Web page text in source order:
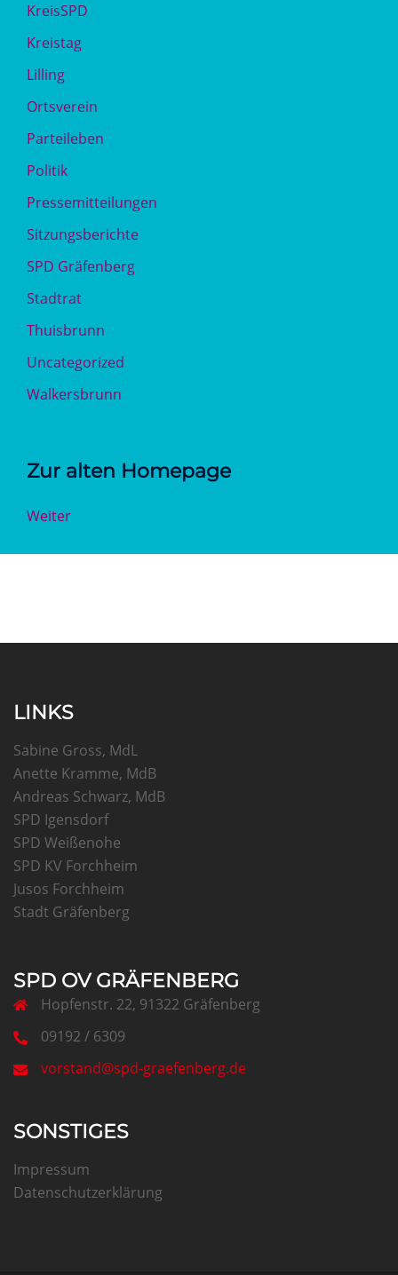
KreisSPD
Kreistag
Lilling
Ortsverein
Parteileben
Politik
Pressemitteilungen
Sitzungsberichte
SPD Gräfenberg
Stadtrat
Thuisbrunn
Uncategorized
Walkersbrunn
Zur alten Homepage
Weiter
LINKS
Sabine Gross, MdL
Anette Kramme, MdB
Andreas Schwarz, MdB
SPD Igensdorf
SPD Weißenohe
SPD KV Forchheim
Jusos Forchheim
Stadt Gräfenberg
SPD OV GRÄFENBERG
Hopfenstr. 22, 91322 Gräfenberg
09192 / 6309
vorstand@spd-graefenberg.de
SONSTIGES
Impressum
Datenschutzerklärung